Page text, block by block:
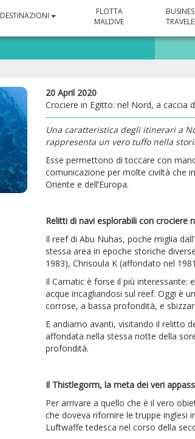
DESTINAZIONI
FLOTTA
MALDIVE
20 April 2020
Crociere in Egitto: nel Nord, a caccia
Una caratteristica degli itinerari a
rappresenta un vero tuffo nella
Esse permettono di toccare con
comunicazione per molte civiltà che
Oriente e dell’Europa.
Relitti di navi esplorabili con crociere
Il reef di Abu Nuhas, poche miglia
stessa area in epoche storiche
1983), Chrisoula K (affondato nel
Il Carnatic è forse il più interessante:
acque incagliandosi sul reef. Oggi è
corrose, a bassa profondità, e
E andiamo avanti, visitando il relitto
affondata nella stessa notte della
profondità.
Il Thistlegorm, la meta dei veri
Per arrivare a quello che è il vero
che doveva rifornire le truppe inglesi
Luftwaffe tedesca nel corso della